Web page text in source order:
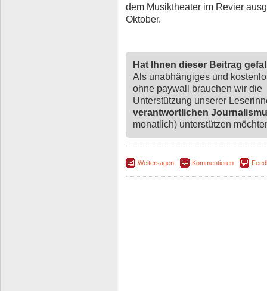
dem Musiktheater im Revier
Oktober.
Hat Ihnen dieser Beitrag
Als unabhängiges und
ohne paywall brauchen wir die
Unterstützung unserer
verantwortlichen
monatlich) unterstützen
Weitersagen Kommentieren